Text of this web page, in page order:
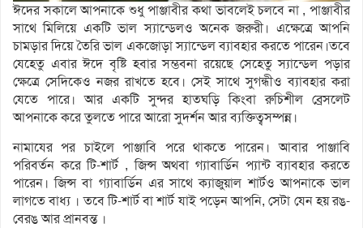
ঈদের সকালে আপনাকে শুধু পাঞ্জাবীর কথা ভাবলেই চলবে না , পাঞ্জাবীর
সাথে মিলিয়ে একটি ভাল স্যান্ডেলও অনেক জরুরী। এক্ষেত্রে আপনি
চামড়ার দিয়ে তৈরি ভাল একজোড়া স্যান্ডেল ব্যাবহার করতে পারেন।তবে
যেহেতু এবার ঈদে বৃষ্টি হবার সম্ভবনা রয়েছে সেহেতু স্যান্ডেল পড়ার
ক্ষেত্রে সেদিকেও নজর রাখতে হবে। সেই সাথে সুগন্ধীও ব্যাবহার করা
যেতে পারে। আর একটি সুন্দর হাতঘড়ি কিংবা রুচিশীল ব্রেসলেট
আপনাকে করে তুলতে পারে আরো সুদর্শন আর ব্যক্তিত্বসম্পন্ন।
নামাযের পর চাইলে পাঞ্জাবি পরে থাকতে পারেন। আবার পাঞ্জাবি
পরিবর্তন করে টি-শার্ট , জিন্স অথবা গ্যাবার্ডিন প্যান্ট ব্যাবহার করতে
পারেন। জিন্স বা গ্যাবার্ডিন এর সাথে ক্যাজুয়াল শার্টও আপনাকে ভাল
লাগতে বাধ্য । তবে টি-শার্ট বা শার্ট যাই পড়েন আপনি, সেটা যেন হয় রঙ-
বেরঙ আর প্রানবন্ত ।